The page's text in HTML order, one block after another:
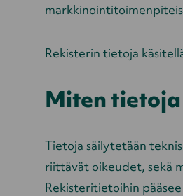
Rekisterin tietoja
Miten
Tietoja säilytetään
riittävät oikeudet, sekä
Rekisteritietoihin